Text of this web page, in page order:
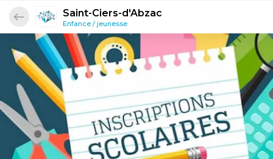
Saint-Ciers-d'Abzac
Enfance / jeunesse